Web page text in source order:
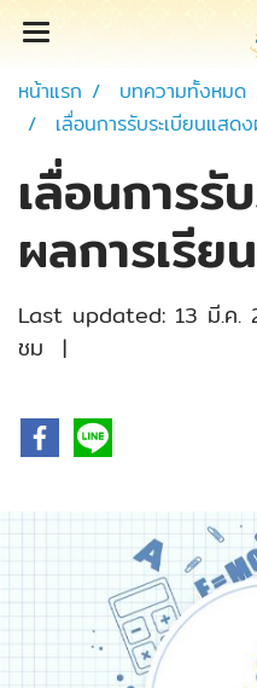
หน้าแรก บทความทั้งหมด
เลื่อนการรับระเบียนแสด
เลื่อนการรั
ผลการเรีย
Last updated: 13 มี.ค.
ชม |